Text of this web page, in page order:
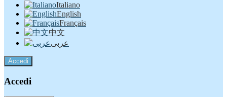
Italiano
English
Français
中文
عربى
Accedi
Accedi